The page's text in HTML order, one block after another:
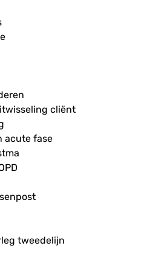
cliënt
acute fase
tweedelijn